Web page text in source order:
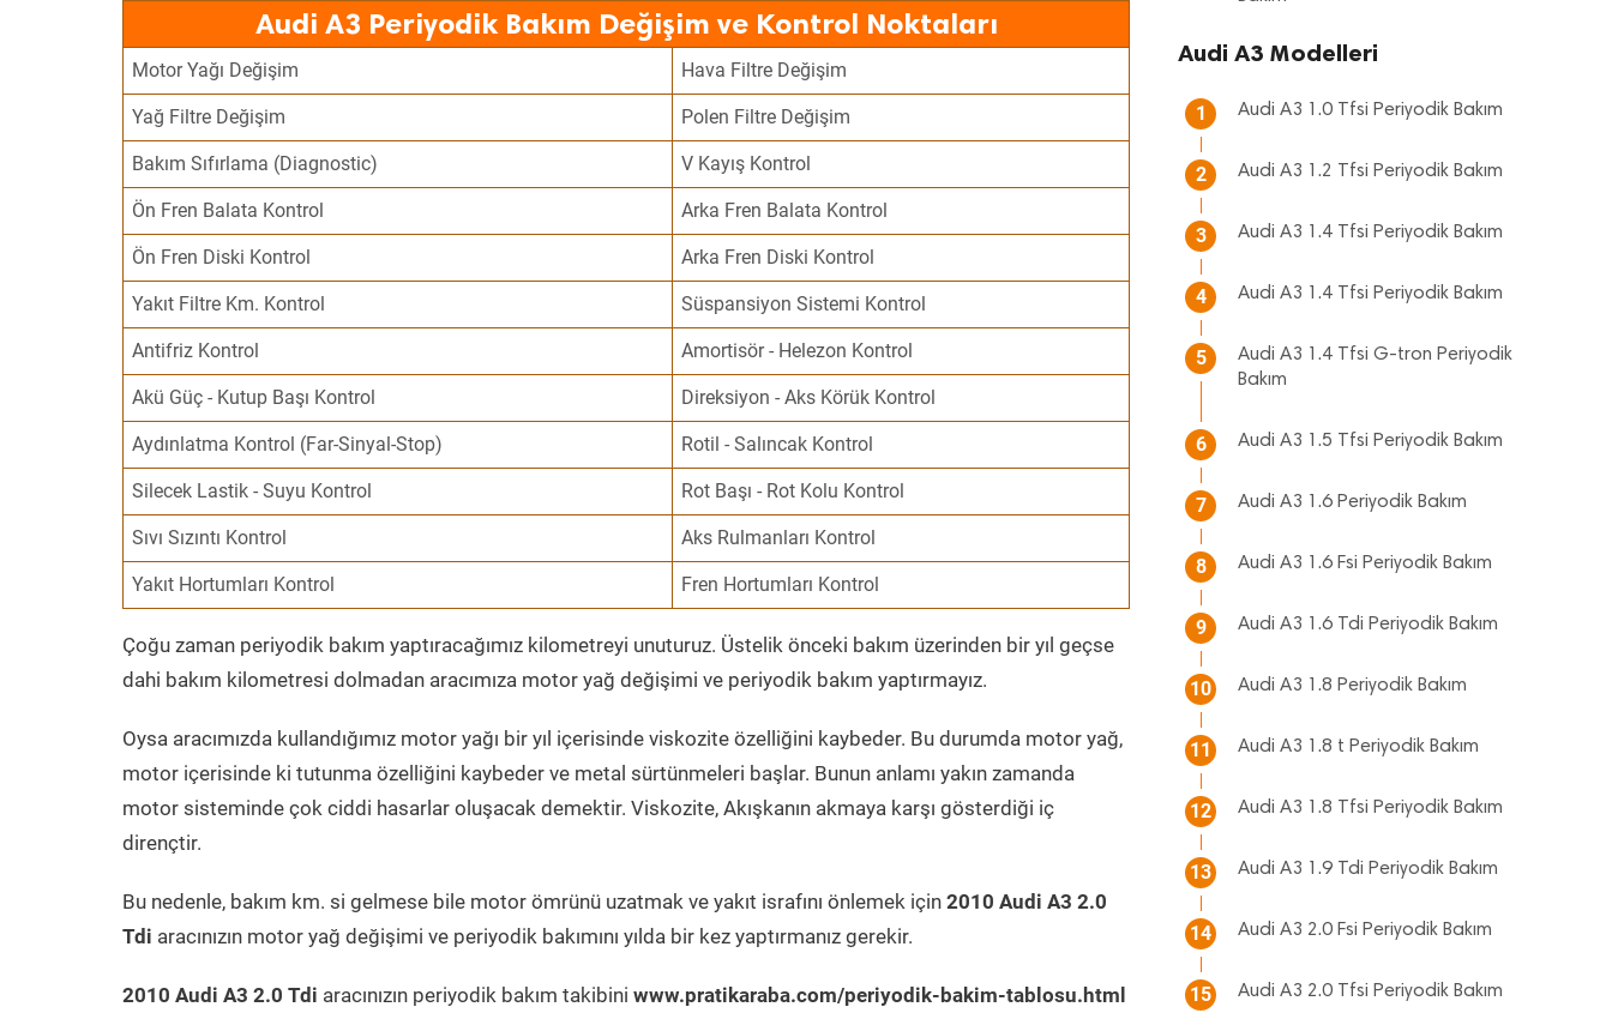
Audi A3 Periyodik Bakım Değişim ve Kontrol Noktaları
Motor Yağı Değişim Hava Filtre Değişim
Yağ Filtre Değişim Polen Filtre Değişim
Bakım Sıfırlama (Diagnostic) V Kayış Kontrol
Ön Fren Balata Kontrol Arka Fren Balata Kontrol
Ön Fren Diski Kontrol Arka Fren Diski Kontrol
Yakıt Filtre Km. Kontrol Süspansiyon Sistemi Kontrol
Antifriz Kontrol Amortisör - Helezon Kontrol
Akü Güç - Kutup Başı Kontrol Direksiyon - Aks Körük Kontrol
Aydınlatma Kontrol (Far-Sinyal-Stop) Rotil - Salıncak Kontrol
Silecek Lastik - Suyu Kontrol Rot Başı - Rot Kolu Kontrol
Sıvı Sızıntı Kontrol Aks Rulmanları Kontrol
Yakıt Hortumları Kontrol Fren Hortumları Kontrol
Çoğu zaman periyodik bakım yaptıracağımız kilometreyi unuturuz. Üstelik önceki bakım üzerinden bir yıl geçse
dahi bakım kilometresi dolmadan aracımıza motor yağ değişimi ve periyodik bakım yaptırmayız.
Oysa aracımızda kullandığımız motor yağı bir yıl içerisinde viskozite özelliğini kaybeder. Bu durumda motor yağ,
motor içerisinde ki tutunma özelliğini kaybeder ve metal sürtünmeleri başlar. Bunun anlamı yakın zamanda
motor sisteminde çok ciddi hasarlar oluşacak demektir. Viskozite, Akışkanın akmaya karşı gösterdiği iç
dirençtir.
Bu nedenle, bakım km. si gelmese bile motor ömrünü uzatmak ve yakıt israfını önlemek için 2010 Audi A3 2.0
Tdi aracınızın motor yağ değişimi ve periyodik bakımını yılda bir kez yaptırmanız gerekir.
2010 Audi A3 2.0 Tdi aracınızın periyodik bakım takibini www.pratikaraba.com/periyodik-bakim-tablosu.html
Audi A3 Modelleri
1 Audi A3 1.0 Tfsi Periyodik Bakım
2 Audi A3 1.2 Tfsi Periyodik Bakım
3 Audi A3 1.4 Tfsi Periyodik Bakım
4 Audi A3 1.4 Tfsi Periyodik Bakım
5
Audi A3 1.4 Tfsi G-tron Periyodik
Bakım
6 Audi A3 1.5 Tfsi Periyodik Bakım
7 Audi A3 1.6 Periyodik Bakım
8 Audi A3 1.6 Fsi Periyodik Bakım
9 Audi A3 1.6 Tdi Periyodik Bakım
10 Audi A3 1.8 Periyodik Bakım
11 Audi A3 1.8 t Periyodik Bakım
12 Audi A3 1.8 Tfsi Periyodik Bakım
13 Audi A3 1.9 Tdi Periyodik Bakım
14 Audi A3 2.0 Fsi Periyodik Bakım
15 Audi A3 2.0 Tfsi Periyodik Bakım